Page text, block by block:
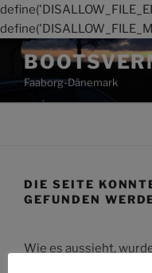
Zum
Inhalt
springenFaaborg-Dänemark
DIE SEITE
GEFUNDEN
Wie es aussieht,